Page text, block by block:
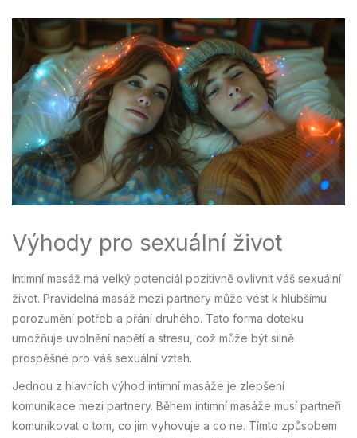
Výhody pro sexuální život
Intimní masáž má velký potenciál pozitivně ovlivnit váš sexuální
život. Pravidelná masáž mezi partnery může vést k hlubšímu
porozumění potřeb a přání druhého. Tato forma doteku
umožňuje uvolnění napětí a stresu, což může být silně
prospěšné pro váš sexuální vztah.
Jednou z hlavních výhod intimní masáže je zlepšení
komunikace mezi partnery. Během intimní masáže musí partneři
komunikovat o tom, co jim vyhovuje a co ne. Tímto způsobem